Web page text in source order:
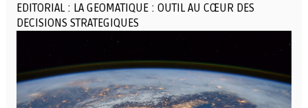
EDITORIAL : LA GEOMATIQUE : OUTIL AU CŒUR DES
DECISIONS STRATEGIQUES